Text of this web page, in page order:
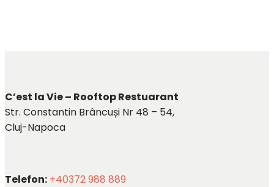
C’est la Vie – Rooftop Restuarant
Str. Constantin Brâncuși Nr 48 – 54,
Cluj-Napoca
Telefon: +40372 988 889